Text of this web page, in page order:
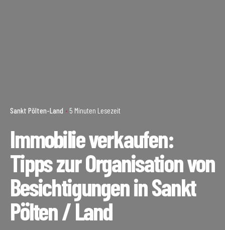
Sankt Pölten-Land 5 Minuten Lesezeit
Immobilie verkaufen:
Tipps zur Organisation von
Besichtigungen in Sankt
Pölten / Land